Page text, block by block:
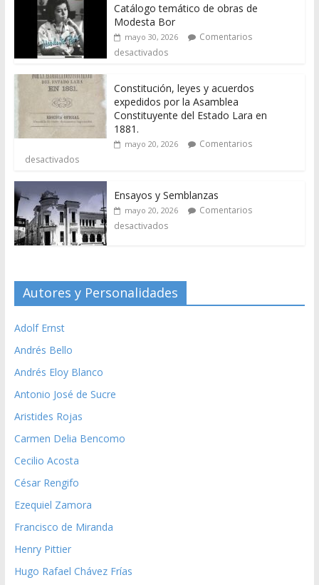
Catálogo temático de obras de
Modesta Bor
mayo 30, 2026
Comentarios
desactivados
Constitución, leyes y acuerdos
expedidos por la Asamblea
Constituyente del Estado Lara en
1881.
mayo 20, 2026
Comentarios
desactivados
Ensayos y Semblanzas
mayo 20, 2026
Comentarios
desactivados
Autores y Personalidades
Adolf Ernst
Andrés Bello
Andrés Eloy Blanco
Antonio José de Sucre
Aristides Rojas
Carmen Delia Bencomo
Cecilio Acosta
César Rengifo
Ezequiel Zamora
Francisco de Miranda
Henry Pittier
Hugo Rafael Chávez Frías